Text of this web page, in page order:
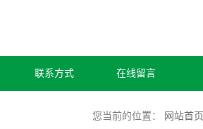
联系方式 在线留言
您当前的位置： 网站首页